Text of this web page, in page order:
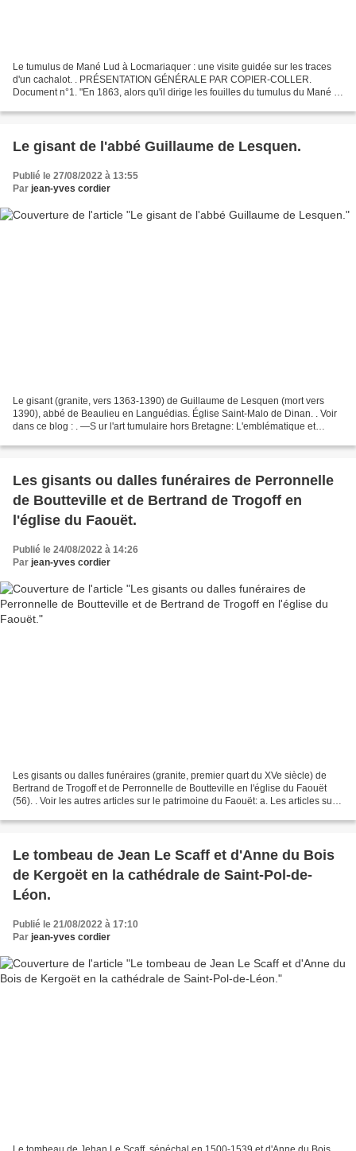
Le tumulus de Mané Lud à Locmariaquer : une visite guidée sur les traces
d'un cachalot. . PRÉSENTATION GÉNÉRALE PAR COPIER-COLLER.
Document n°1. "En 1863, alors qu'il dirige les fouilles du tumulus du Mané er
Le gisant de l'abbé Guillaume de Lesquen.
Publié le 27/08/2022 à 13:55
Par jean-yves cordier
Le gisant (granite, vers 1363-1390) de Guillaume de Lesquen (mort vers
1390), abbé de Beaulieu en Languédias. Église Saint-Malo de Dinan. . Voir
dans ce blog : . —S ur l'art tumulaire hors Bretagne: L'emblématique et
Les gisants ou dalles funéraires de Perronnelle
de Boutteville et de Bertrand de Trogoff en
l'église du Faouët.
Publié le 24/08/2022 à 14:26
Par jean-yves cordier
Les gisants ou dalles funéraires (granite, premier quart du XVe siècle) de
Bertrand de Trogoff et de Perronnelle de Boutteville en l'église du Faouët
(56). . Voir les autres articles sur le patrimoine du Faouët: a. Les articles sur
Le tombeau de Jean Le Scaff et d'Anne du Bois
de Kergoët en la cathédrale de Saint-Pol-de-
Léon.
Publié le 21/08/2022 à 17:10
Par jean-yves cordier